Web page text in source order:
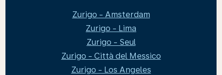
Zurigo - Amsterdam
Zurigo - Lima
Zurigo - Seul
Zurigo - Città del Messico
Zurigo - Los Angeles